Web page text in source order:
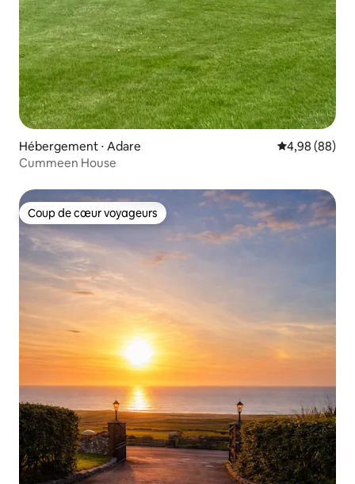
Hébergement ⋅ Adare Évaluation
4,98 (88)
Cummeen House
Coup de cœur voyageurs
Coup de cœur voyageurs